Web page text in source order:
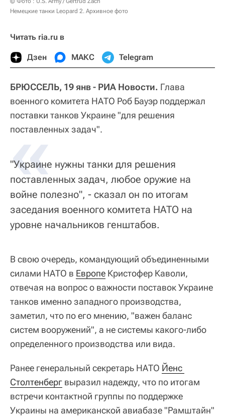
Немецкие танки Leopard 2. Архивное фото
Читать ria.ru в
Дзен МАКС Telegram
БРЮССЕЛЬ, 19 янв - РИА Новости. Глава
военного комитета НАТО Роб Бауэр поддержал
поставки танков Украине "для решения
поставленных задач".
«
"Украине нужны танки для решения
поставленных задач, любое оружие на
войне полезно", - сказал он по итогам
заседания военного комитета НАТО на
уровне начальников генштабов.
В свою очередь, командующий объединенными
силами НАТО в Европе Кристофер Каволи,
отвечая на вопрос о важности поставок Украине
танков именно западного производства,
заметил, что по его мнению, "важен баланс
систем вооружений", а не системы какого-либо
определенного производства или вида.
Ранее генеральный секретарь НАТО Йенс
Столтенберг выразил надежду, что по итогам
встречи контактной группы по поддержке
Украины на американской авиабазе "Рамштайн"